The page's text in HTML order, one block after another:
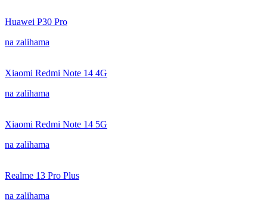
Huawei P30 Pro
na zalihama
Xiaomi Redmi Note 14 4G
na zalihama
Xiaomi Redmi Note 14 5G
na zalihama
Realme 13 Pro Plus
na zalihama